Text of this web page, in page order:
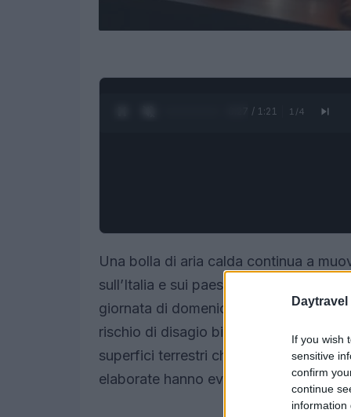
Daytravel
If you wish
sensitive
confirm
continue
information
0:28 / 1:21 1 /4
Una bolla di aria calda continua a
sull’Italia e sui paesi vicini. In Emilia-
giornata di domenica 28 giugno, con
rischio di disagio bioclimatico severo.
superfici terrestri che, in alcune aree,
elaborate hanno evidenziato punti